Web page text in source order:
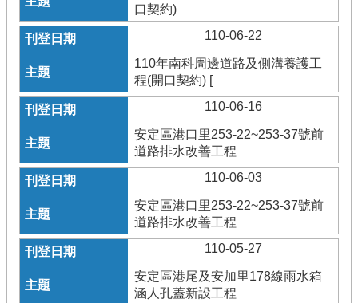
口契約)
110-06-22
110年南科周邊道路及側溝養護工
程(開口契約) [
110-06-16
安定區港口里253-22~253-37號前
道路排水改善工程
110-06-03
安定區港口里253-22~253-37號前
道路排水改善工程
110-05-27
安定區港尾及安加里178線雨水箱
涵人孔蓋新設工程